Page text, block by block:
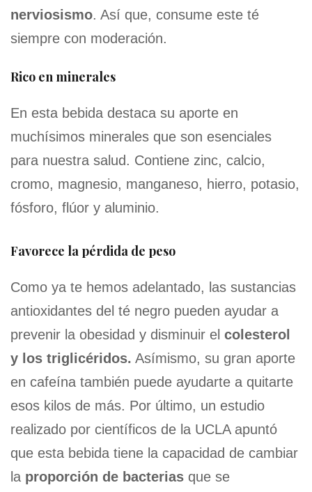
nerviosismo. Así que, consume este té
siempre con moderación.
Rico en minerales
En esta bebida destaca su aporte en
muchísimos minerales que son esenciales
para nuestra salud. Contiene zinc, calcio,
cromo, magnesio, manganeso, hierro, potasio,
fósforo, flúor y aluminio.
Favorece la pérdida de peso
Como ya te hemos adelantado, las sustancias
antioxidantes del té negro pueden ayudar a
prevenir la obesidad y disminuir el colesterol
y los triglicéridos. Asímismo, su gran aporte
en cafeína también puede ayudarte a quitarte
esos kilos de más. Por último, un estudio
realizado por científicos de la UCLA apuntó
que esta bebida tiene la capacidad de cambiar
la proporción de bacterias que se